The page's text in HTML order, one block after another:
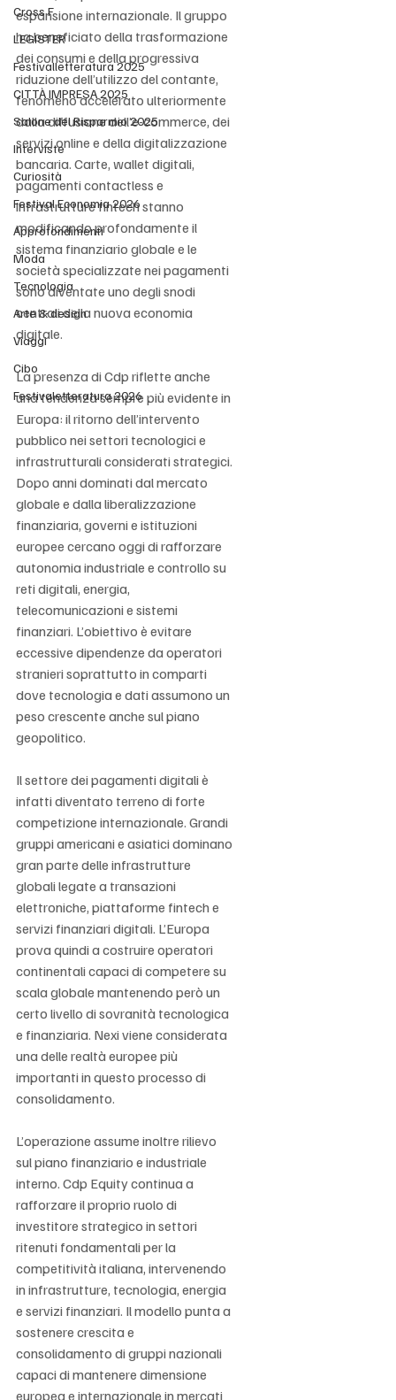
Cross F
LEGISTER
Festivalletteratura 2025
CITTÀ IMPRESA 2025
Salone del Risparmio 2025
Interviste
Curiosità
Festival Economia 2026
Approfondimenti
Moda
Tecnologia
Arte & design
Viaggi
Cibo
Festivaletteratura 2026
espansione internazionale. Il gruppo
ha beneficiato della trasformazione
dei consumi e della progressiva
riduzione dell’utilizzo del contante,
fenomeno accelerato ulteriormente
dalla diffusione dell’e-commerce, dei
servizi online e della digitalizzazione
bancaria. Carte, wallet digitali,
pagamenti contactless e
infrastrutture fintech stanno
modificando profondamente il
sistema finanziario globale e le
società specializzate nei pagamenti
sono diventate uno degli snodi
centrali della nuova economia
digitale.
La presenza di Cdp riflette anche
una tendenza sempre più evidente in
Europa: il ritorno dell’intervento
pubblico nei settori tecnologici e
infrastrutturali considerati strategici.
Dopo anni dominati dal mercato
globale e dalla liberalizzazione
finanziaria, governi e istituzioni
europee cercano oggi di rafforzare
autonomia industriale e controllo su
reti digitali, energia,
telecomunicazioni e sistemi
finanziari. L’obiettivo è evitare
eccessive dipendenze da operatori
stranieri soprattutto in comparti
dove tecnologia e dati assumono un
peso crescente anche sul piano
geopolitico.
Il settore dei pagamenti digitali è
infatti diventato terreno di forte
competizione internazionale. Grandi
gruppi americani e asiatici dominano
gran parte delle infrastrutture
globali legate a transazioni
elettroniche, piattaforme fintech e
servizi finanziari digitali. L’Europa
prova quindi a costruire operatori
continentali capaci di competere su
scala globale mantenendo però un
certo livello di sovranità tecnologica
e finanziaria. Nexi viene considerata
una delle realtà europee più
importanti in questo processo di
consolidamento.
L’operazione assume inoltre rilievo
sul piano finanziario e industriale
interno. Cdp Equity continua a
rafforzare il proprio ruolo di
investitore strategico in settori
ritenuti fondamentali per la
competitività italiana, intervenendo
in infrastrutture, tecnologia, energia
e servizi finanziari. Il modello punta a
sostenere crescita e
consolidamento di gruppi nazionali
capaci di mantenere dimensione
europea e internazionale in mercati